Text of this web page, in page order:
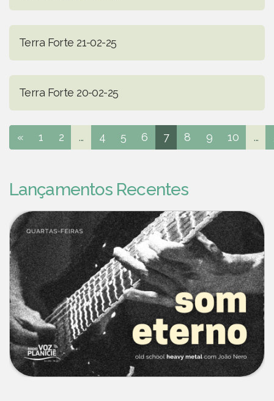
Terra Forte 21-02-25
Terra Forte 20-02-25
« 1 2 ... 4 5 6 7 8 9 10 ...
Lançamentos Recentes